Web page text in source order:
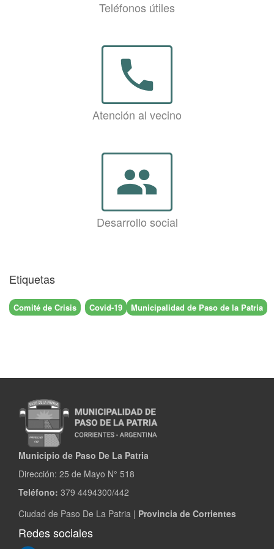
Teléfonos útiles
phone
Atención al vecino
group
Desarrollo social
Etiquetas
Comité de Crisis Covid-19 Municipalidad de Paso de la Patria
Municipio de Paso De La Patria
Dirección: 25 de Mayo N° 518
Teléfono: 379 4494300/442
Ciudad de Paso De La Patria | Provincia de Corrientes
Redes sociales